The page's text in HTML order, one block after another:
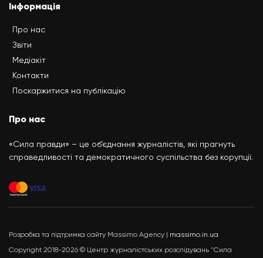
Інформація
Про нас
Звіти
Медіакіт
Контакти
Поскаржитися на публікацію
Про нас
«Сила правди» – це об’єднання журналістів, які прагнуть
справедливості та демократичного суспільства без корупції.
Розробка та підтримка сайту Massimo Agency | massimo.in.ua
Copyright 2018-2026 © Центр журналістських розслідувань "Сила